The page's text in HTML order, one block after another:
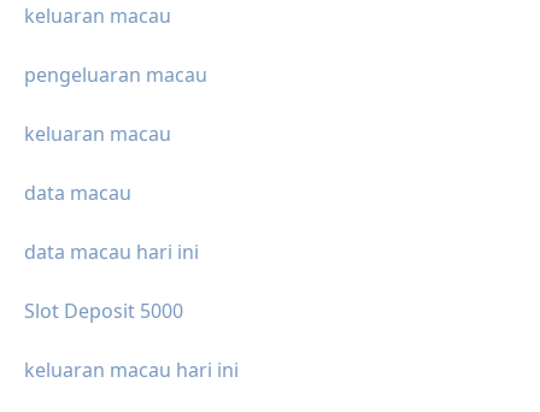
keluaran macau
pengeluaran macau
keluaran macau
data macau
data macau hari ini
Slot Deposit 5000
keluaran macau hari ini